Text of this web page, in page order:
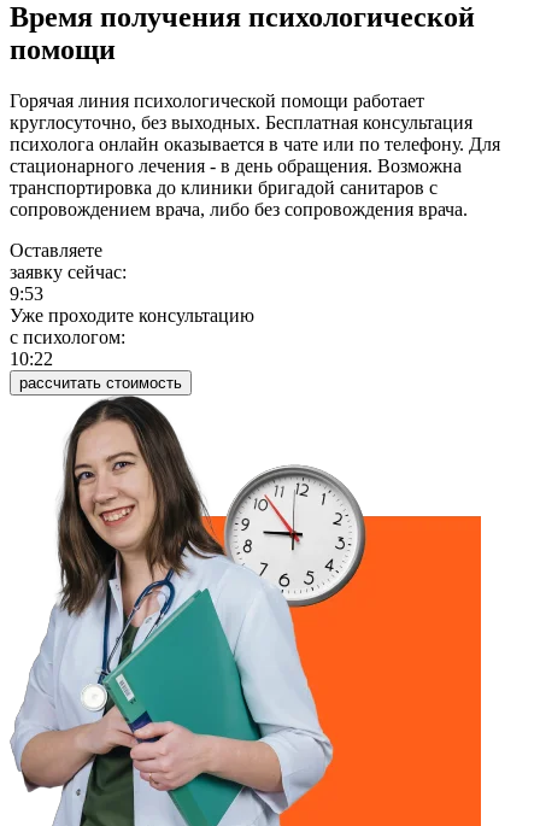
Время получения психологической
помощи
Горячая линия психологической помощи работает
круглосуточно, без выходных. Бесплатная консультация
психолога онлайн оказывается в чате или по телефону. Для
стационарного лечения - в день обращения. Возможна
транспортировка до клиники бригадой санитаров с
сопровождением врача, либо без сопровождения врача.
Оставляете
заявку сейчас:
9:53
Уже проходите консультацию
c психологом:
10:22
рассчитать стоимость